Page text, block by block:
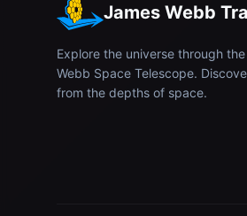
James Webb
Explore the universe through
Webb Space Telescope.
from the depths of space.